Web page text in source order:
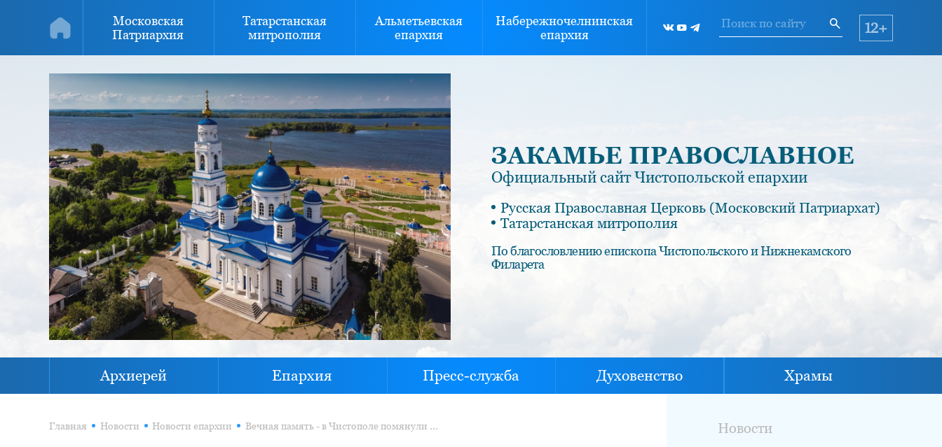
Московская
Патриархия
Татарстанская
митрополия
Альметьевская
епархия
Набережночелнинская
епархия
12+
ЗАКАМЬЕ ПРАВОСЛАВНОЕ
Официальный сайт Чистопольской епархии
Русская Православная Церковь (Московский Патриархат)
Татарстанская митрополия
По благословлению епископа Чистопольского и Нижнекамского
Филарета
Архиерей Епархия Пресс-служба Духовенство Храмы
Главная Новости Новости епархии Вечная память - в Чистополе помянули протоиерея Василия Лоханова Новости